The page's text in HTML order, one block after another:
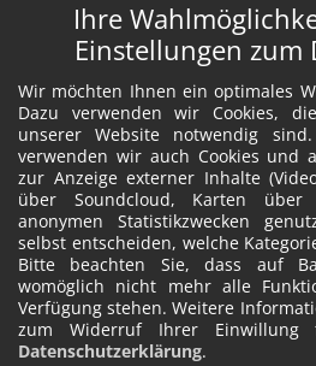
Ihre
Einstellungen zum
Wir möchten Ihnen ein optimales
Dazu verwenden wir Cookies,
unserer Website notwendig
verwenden wir auch Cookies und
zur Anzeige externer Inhalte
über Soundcloud, Karten
anonymen Statistikzwecken
selbst entscheiden, welche
Bitte beachten Sie, dass auf
womöglich nicht mehr alle
Verfügung stehen. Weitere
zum Widerruf Ihrer
Datenschutzerklärung.